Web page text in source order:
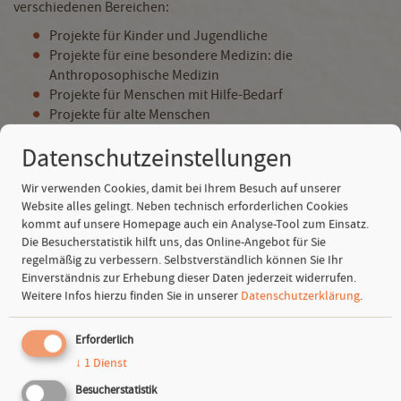
verschiedenen Bereichen:
Projekte für Kinder und Jugendliche
Projekte für eine besondere Medizin: die
Anthroposophische Medizin
Projekte für Menschen mit Hilfe-Bedarf
Projekte für alte Menschen
Projekte für die Förderung von Wissenschaft
Die meisten Projekte sind in Deutschland und anderen
Ländern in Europa.
Auf der Webseite von der SAGST stehen viele Texte über
Projekte, die schon einmal Geld bekommen haben. Die Texte
heißenProjekt-Einblicke. Sie sind inSchwerer Sprache
Wie wir fördern
Datenschutzeinstellungen
Wir verwenden Cookies, damit bei Ihrem Besuch auf unserer
Website alles gelingt. Neben technisch erforderlichen Cookies
kommt auf unsere Homepage auch ein Analyse-Tool zum Einsatz.
Die Besucherstatistik hilft uns, das Online-Angebot für Sie
regelmäßig zu verbessern. Selbstverständlich können Sie Ihr
Einverständnis zur Erhebung dieser Daten jederzeit widerrufen.
Weitere Infos hierzu finden Sie in unserer Datenschutzerklärung.
Erforderlich
↓ 1 Dienst
Besucherstatistik